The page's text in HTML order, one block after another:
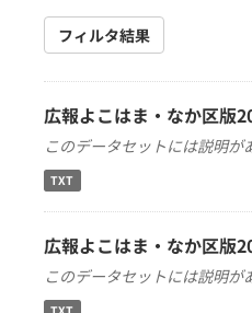
フィルタ結果
広報よこはま・なか区版
このデータセットには説明が
TXT
広報よこはま・なか区版
このデータセットには説明が